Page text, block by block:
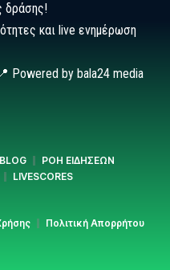
δράσης!
και live ενημέρωση
Powered by bala24 media
BLOG
ΡΟΗ ΕΙΔΗΣΕΩΝ
LIVESCORES
Πολιτική Απορρήτου